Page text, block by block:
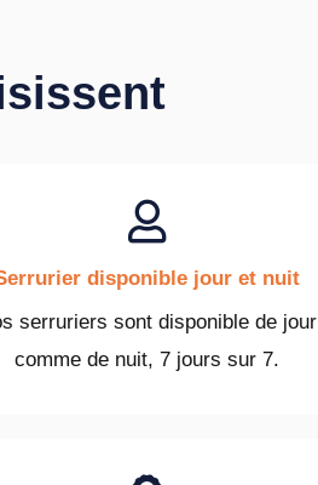
disponible jour et nuit
serruriers sont disponible de jour
comme de nuit, 7 jours sur 7.